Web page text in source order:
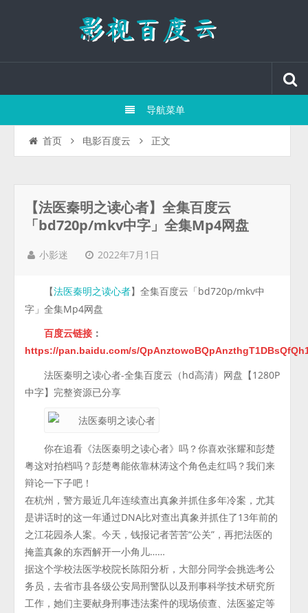
导航菜单
首页 电影百度云 正文
【法医秦明之读心者】全集百度云
「bd720p/mkv中字」全集Mp4网盘
小影迷 2022年7月1日
【法医秦明之读心者】全集百度云「bd720p/mkv中
字」全集Mp4网盘
百度云链接 ：
https://pan.baidu.com/s/
法医秦明之读心者-全集百度云（hd高清）网盘【1280P
中字】完整资源已分享
你在追看《法医秦明之读心者》吗？你喜欢张耀和彭楚
粤这对拍档吗？彭楚粤能依靠林涛这个角色走红吗？我们来
辩论一下子吧！
在杭州，警方最近几年连续查出真象并抓住多年冷案，尤其
是讲话时的这一年通过DNA比对查出真象并抓住了13年前的
之江花园杀人案。今天，钱报记者苦苦“公关”，再把法医的
掩盖真象的东西解开一小角儿……
据这个学校法医学校院长陈阳分析，大部分同学会挑选考公
务员，去省市县各级公安局刑警队以及刑事科学技术研究所
工作，她们主要献身刑事违法案件的现场侦查、法医鉴定等